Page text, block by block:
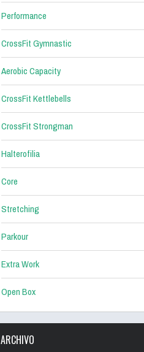
Performance
CrossFit Gymnastic
Aerobic Capacity
CrossFit Kettlebells
CrossFit Strongman
Halterofilia
Core
Stretching
Parkour
Extra Work
Open Box
ARCHIVO